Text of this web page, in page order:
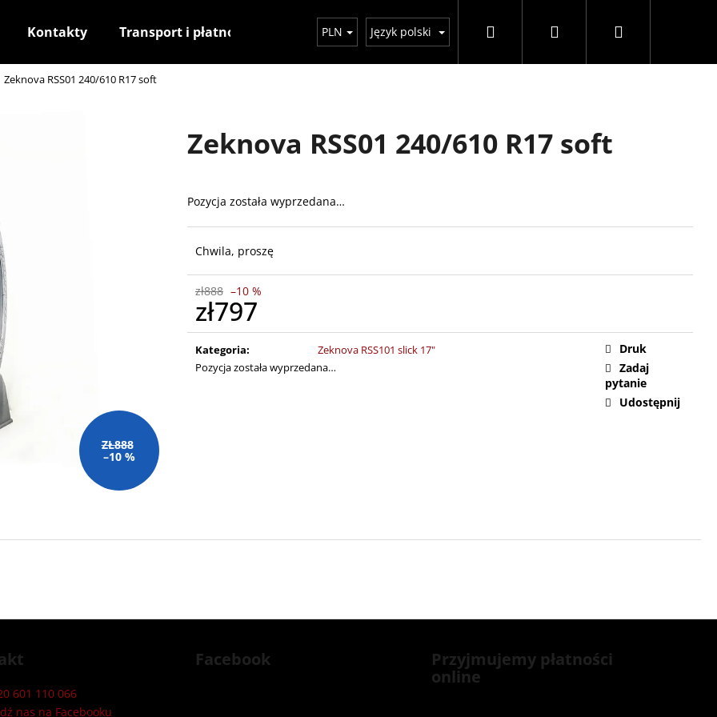
Kontakty Transport i płatność Jak dokonywać zakupów GDPR Warunki handlowe
PLN Język polski Szukaj Zaloguj Koszyk
Zeknova RSS01 240/610 R17 soft
Zeknova RSS01 240/610 R17 soft
Pozycja została wyprzedana…
Chwila, proszę
zł888 –10 %
zł797
Cena
jednostkowa:
Kategoria:
Zeknova RSS101 slick 17"
Pozycja została wyprzedana…
Druk
Zadaj
pytanie
Udostępnij
ZŁ888
–10 %
Czego szukasz?
SZUKAJ
601 110 066
nas na Facebooku
Facebook
Przyjmujemy płatności
online